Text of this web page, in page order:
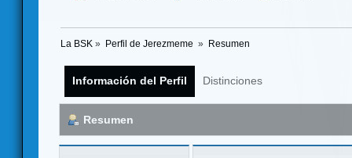
La BSK » Perfil de Jerezmeme » Resumen
Información del Perfil Distinciones
Resumen